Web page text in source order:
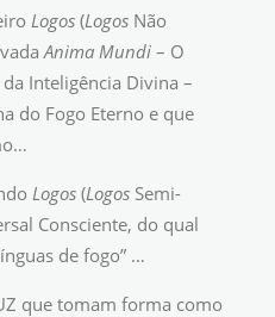
Logos (Logos Não
Anima Mundi – O
Inteligência Divina –
do Fogo Eterno e que
Logos (Logos Semi-
Consciente, do qual
de fogo” …
que tomam forma como